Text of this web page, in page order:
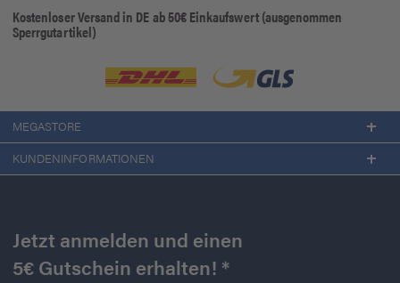
Kostenloser Versand in DE ab 50€ Einkaufswert (ausgenommen
Sperrgutartikel)
MEGASTORE
KUNDENINFORMATIONEN
Jetzt anmelden und einen
5€ Gutschein erhalten! *